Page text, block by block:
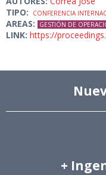
TIPO:
CONFERENCIA
AREAS: GESTIÓN DE
LINK: https://
+